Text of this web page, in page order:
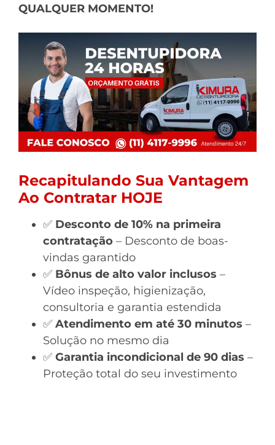
QUALQUER MOMENTO!
Recapitulando Sua Vantagem
Ao Contratar HOJE
✅ Desconto de 10% na primeira
contratação – Desconto de boas-
vindas garantido
✅ Bônus de alto valor inclusos –
Vídeo inspeção, higienização,
consultoria e garantia estendida
✅ Atendimento em até 30 minutos –
Solução no mesmo dia
✅ Garantia incondicional de 90 dias –
Proteção total do seu investimento